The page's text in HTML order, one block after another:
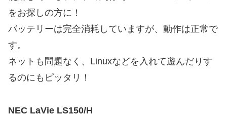
をお探しの方に！
バッテリーは完全消耗していますが、動作は正常で
す。
ネットも問題なく、Linuxなどを入れて遊んだりす
るのにもピッタリ！
NEC LaVie LS150/H